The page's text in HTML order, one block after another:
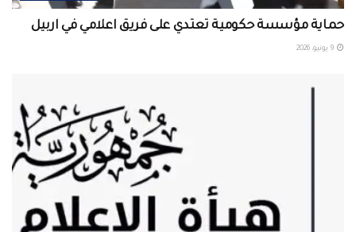
حماية مؤسسة حكومية تعتدي على فريق اعلامي في اربيل ‏